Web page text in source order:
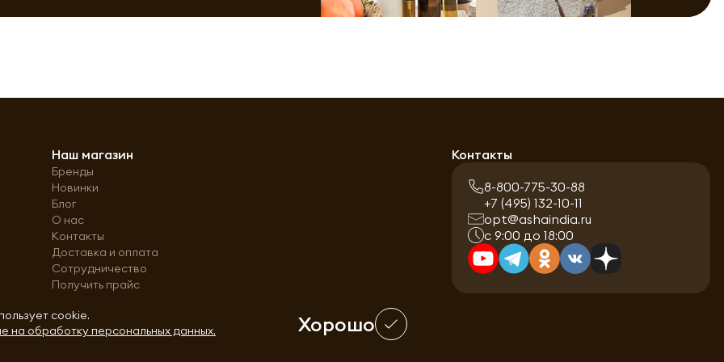
Наш магазин
Бренды
Новинки
Блог
О нас
Контакты
Доставка и оплата
Сотрудничество
Получить прайс
персональных данных
Контакты
8-800-775-30-88
+7 (495) 132-10-11
opt@ashaindia.ru
с 9:00 до 18:00
cookie.
на обработку персональных данных.
Хорошо